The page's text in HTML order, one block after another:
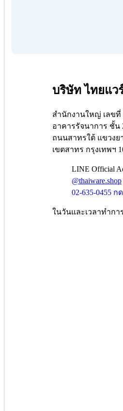
บริษัท ไทยแว
สำนักงานใหญ่ เลขที่
อาคารรัจนาการ ชั้น
ถนนสาทรใต้ แขวงย
เขตสาทร กรุงเทพฯ
LINE Official
@thaiware.shop
02-635-0455 กด
ในวันและเวลาทำกา